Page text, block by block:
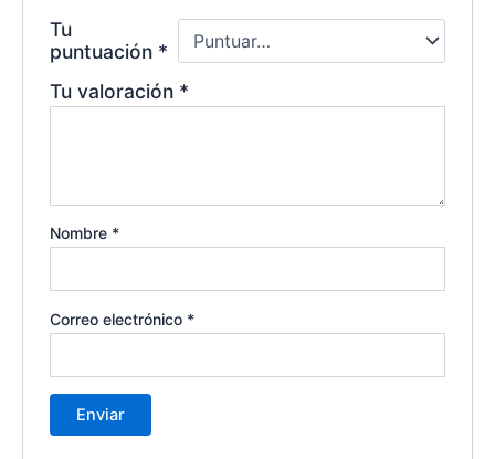
Tu
puntuación *
Tu valoración *
Nombre *
Correo electrónico *